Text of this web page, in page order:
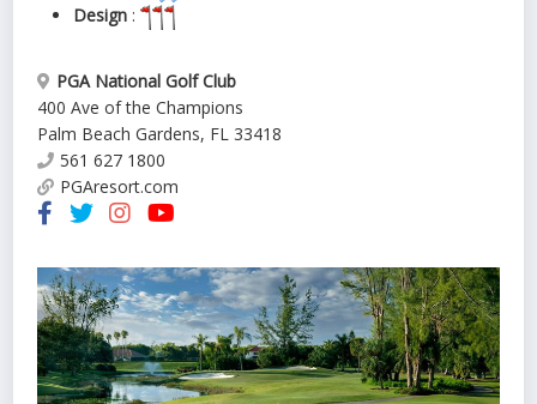
Design :
PGA National Golf Club
400 Ave of the Champions
Palm Beach Gardens, FL 33418
561 627 1800
PGAresort.com